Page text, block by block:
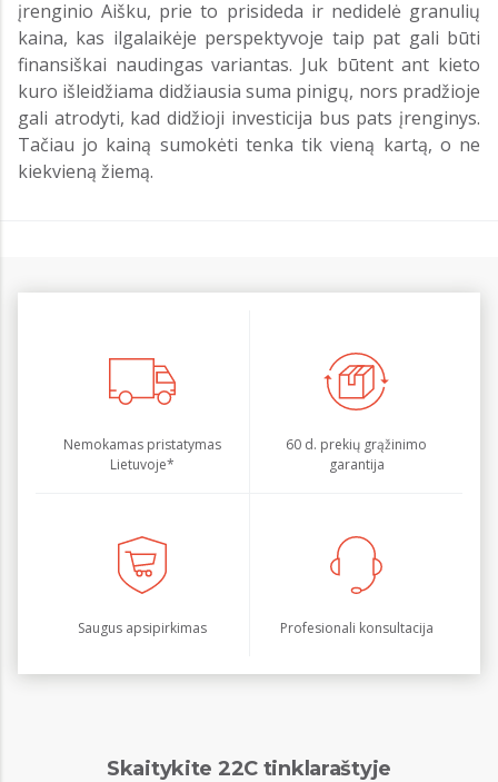
įrenginio Aišku, prie to prisideda ir nedidelė granulių
kaina, kas ilgalaikėje perspektyvoje taip pat gali būti
finansiškai naudingas variantas. Juk būtent ant kieto
kuro išleidžiama didžiausia suma pinigų, nors pradžioje
gali atrodyti, kad didžioji investicija bus pats įrenginys.
Tačiau jo kainą sumokėti tenka tik vieną kartą, o ne
kiekvieną žiemą.
Nemokamas pristatymas
Lietuvoje*
60 d. prekių grąžinimo
garantija
Saugus apsipirkimas Profesionali konsultacija
Skaitykite 22C tinklaraštyje